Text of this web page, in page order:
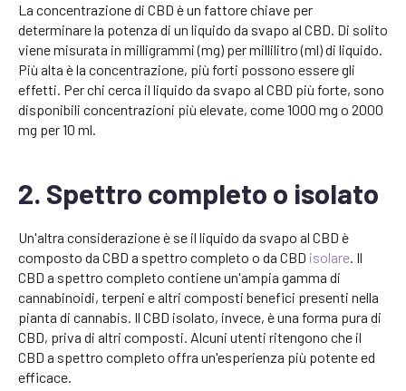
La concentrazione di CBD è un fattore chiave per
determinare la potenza di un liquido da svapo al CBD. Di solito
viene misurata in milligrammi (mg) per millilitro (ml) di liquido.
Più alta è la concentrazione, più forti possono essere gli
effetti. Per chi cerca il liquido da svapo al CBD più forte, sono
disponibili concentrazioni più elevate, come 1000 mg o 2000
mg per 10 ml.
2. Spettro completo o isolato
Un'altra considerazione è se il liquido da svapo al CBD è
composto da CBD a spettro completo o da CBD isolare. Il
CBD a spettro completo contiene un'ampia gamma di
cannabinoidi, terpeni e altri composti benefici presenti nella
pianta di cannabis. Il CBD isolato, invece, è una forma pura di
CBD, priva di altri composti. Alcuni utenti ritengono che il
CBD a spettro completo offra un'esperienza più potente ed
efficace.